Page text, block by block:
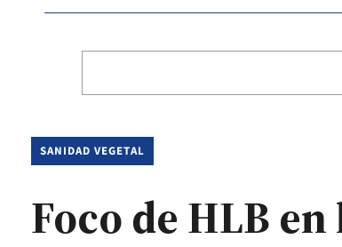
SANIDAD VEGETAL
Foco de HLB